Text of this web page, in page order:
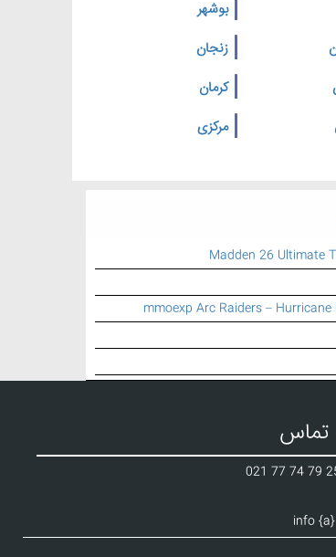
بوشهر
زنجان
کرمان
مرکزی
Madden 26 Ultimate
mmoexp Arc Raiders –
تماس
021 77 74 79
info